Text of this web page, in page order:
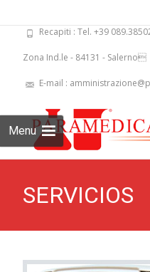
Recapiti : Tel. +39
Zona Ind.le - 84131 - Salerno
E-mail :
Menu
SERVICIOS